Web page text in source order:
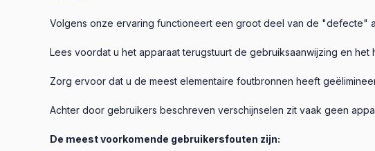
Volgens onze ervaring functioneert een groot deel van de "defecte"
Lees voordat u het apparaat terugstuurt de gebruiksaanwijzing en het
Zorg ervoor dat u de meest elementaire foutbronnen heeft
Achter door gebruikers beschreven verschijnselen zit vaak geen
De meest voorkomende gebruikersfouten zijn: